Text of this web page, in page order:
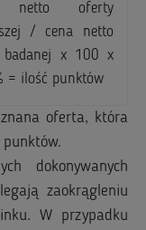
netto oferty
/ cena netto
badanej x 100 x
= ilość punktów
oferta, która
punktów.
dokonywanych
zaokrągleniu
W przypadku